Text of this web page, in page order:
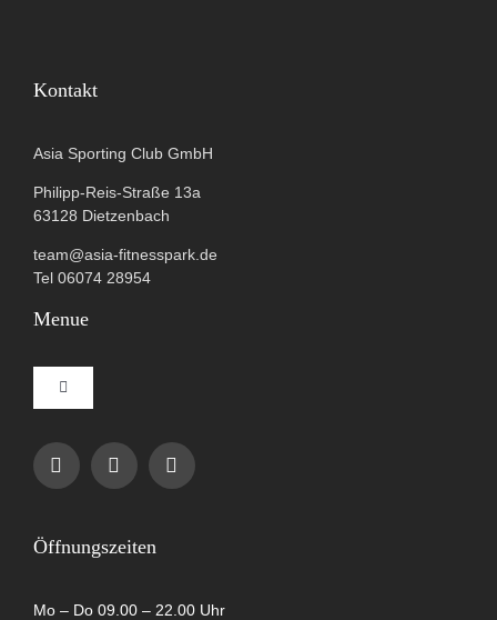
Kontakt
Asia Sporting Club GmbH
Philipp-Reis-Straße 13a
63128 Dietzenbach
team@asia-fitnesspark.de
Tel 06074 28954
Menue
Toggle
Navigation
Impressum
Öffnungszeiten
Mo – Do 09.00 – 22.00 Uhr